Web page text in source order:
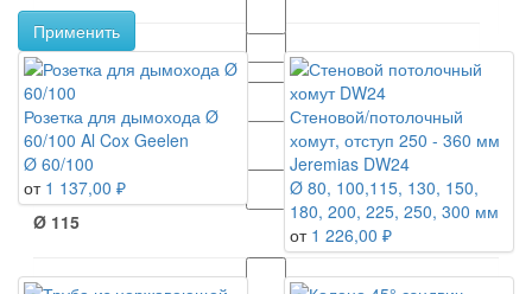
Дымотек
Ø 110
Ø 110-150
Ø 115
Применить
Розетка для дымохода Ø
60/100 Al Cox Geelen
Ø 60/100
от 1 137,00 ₽
Стеновой/потолочный
хомут, отступ 250 - 360 мм
Jeremias DW24
Ø 80, 100,115, 130, 150,
180, 200, 225, 250, 300 мм
от 1 226,00 ₽